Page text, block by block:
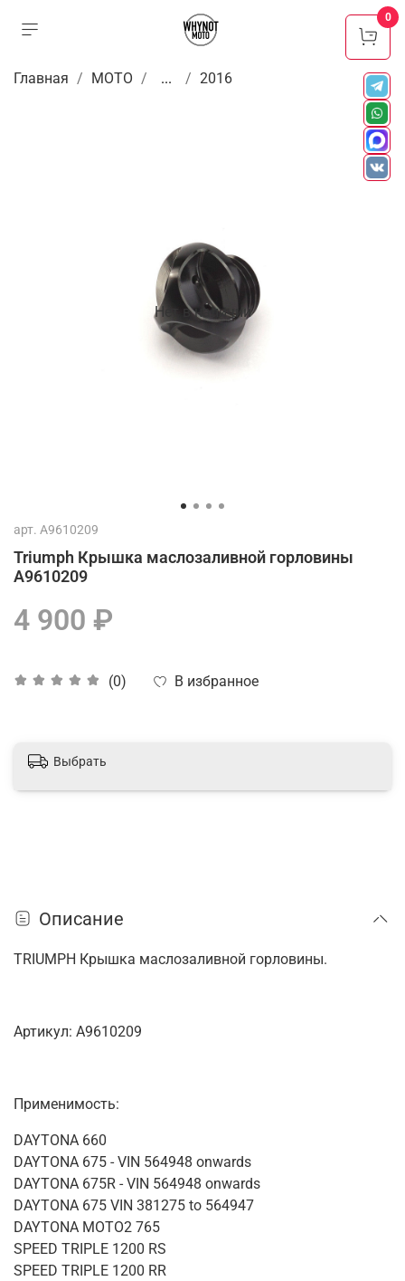
Главная МОТО ... 2016
Нет в наличии
арт. A9610209
Triumph Крышка маслозаливной горловины
A9610209
(0) В избранное
4 900 ₽
Выбрать
Описание
TRIUMPH Крышка маслозаливной горловины.
Артикул: A9610209
Применимость:
DAYTONA 660
DAYTONA 675 - VIN 564948 onwards
DAYTONA 675R - VIN 564948 onwards
DAYTONA 675 VIN 381275 to 564947
DAYTONA MOTO2 765
SPEED TRIPLE 1200 RS
SPEED TRIPLE 1200 RR
0